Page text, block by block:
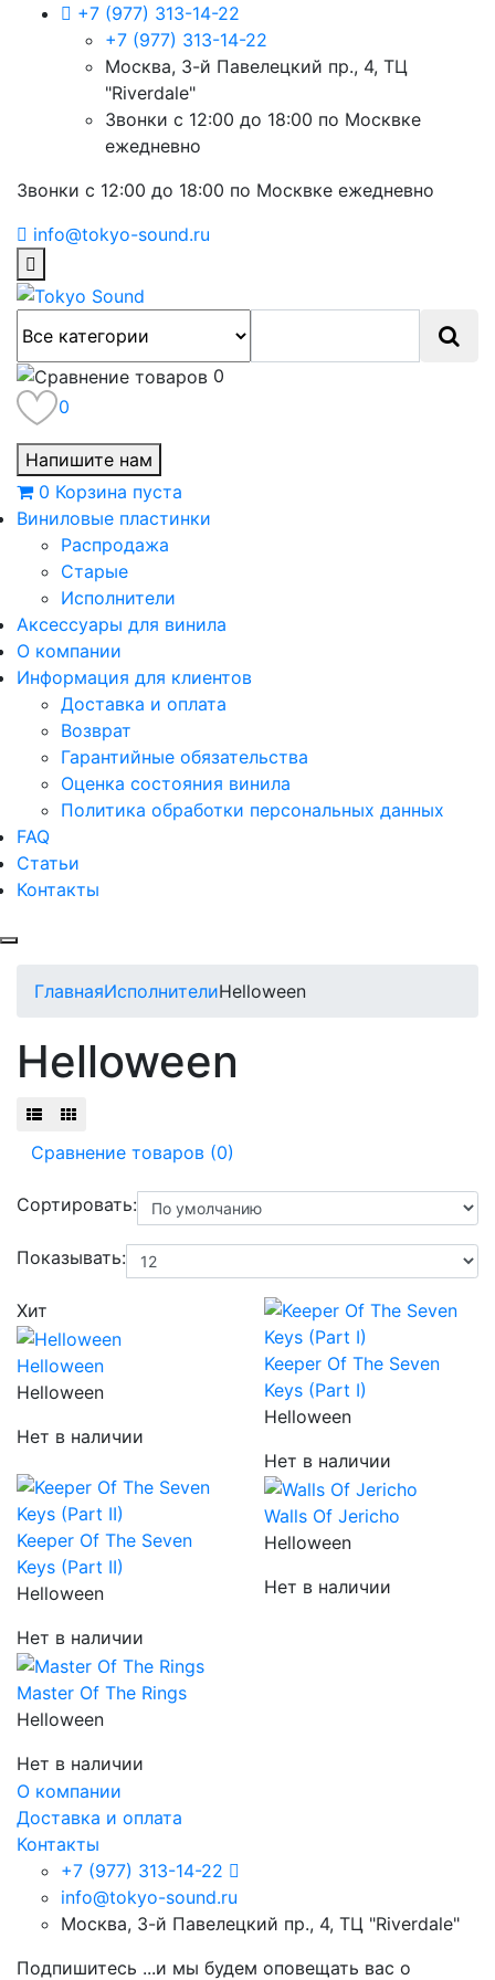
+7 (977) 313-14-22
+7 (977) 313-14-22
Москва, 3-й Павелецкий пр., 4, ТЦ
"Riverdale"
Звонки с 12:00 до 18:00 по Москвке
ежедневно
Звонки с 12:00 до 18:00 по Москвке ежедневно
info@tokyo-sound.ru
0
0
Напишите нам
0 Корзина пуста
Виниловые пластинки
Распродажа
Старые
Исполнители
Аксессуары для винила
О компании
Информация для клиентов
Доставка и оплата
Возврат
Гарантийные обязательства
Оценка состояния винила
Политика обработки персональных данных
FAQ
Статьи
Контакты
ГлавнаяИсполнителиHelloween
Helloween
Сравнение товаров (0)
Сортировать:
Показывать:
Хит
Helloween
Helloween
Нет в наличии
Keeper Of The Seven
Keys (Part I)
Helloween
Нет в наличии
Keeper Of The Seven
Keys (Part II)
Helloween
Нет в наличии
Walls Of Jericho
Helloween
Нет в наличии
Master Of The Rings
Helloween
Нет в наличии
О компании
Доставка и оплата
Контакты
+7 (977) 313-14-22
info@tokyo-sound.ru
Москва, 3-й Павелецкий пр., 4, ТЦ "Riverdale"
Подпишитесь ...и мы будем оповещать вас о